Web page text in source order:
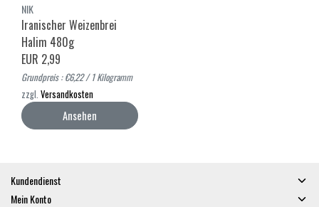
NIK
Iranischer Weizenbrei
Halim 480g
EUR 2,99
Grundpreis : €6,22 / 1 Kilogramm
zzgl. Versandkosten
Ansehen
Kundendienst
Mein Konto